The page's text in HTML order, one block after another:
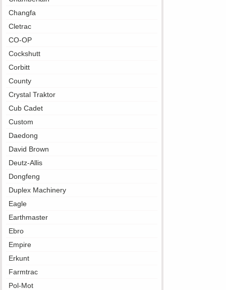
Changfa
Cletrac
CO-OP
Cockshutt
Corbitt
County
Crystal Traktor
Cub Cadet
Custom
Daedong
David Brown
Deutz-Allis
Dongfeng
Duplex Machinery
Eagle
Earthmaster
Ebro
Empire
Erkunt
Farmtrac
Pol-Mot